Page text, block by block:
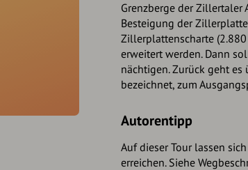
Grenzberge der
Besteigung der
Zillerplattenscharte
erweitert werden. Dann
nächtigen. Zurück geht es
bezeichnet, zum
Autorentipp
Auf dieser Tour lassen
erreichen. Siehe